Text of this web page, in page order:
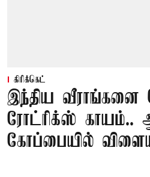
கிரிக்கெட்
இந்திய வீராங்கனை
ரோட்ரிக்ஸ் காயம்..
கோப்பையில்